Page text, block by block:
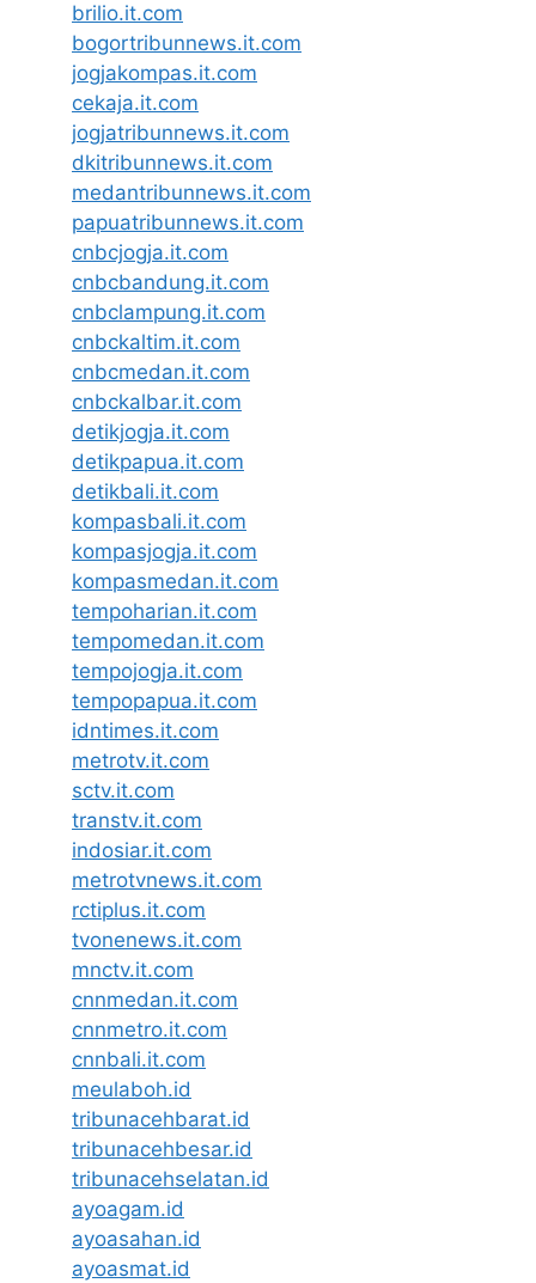
brilio.it.com
bogortribunnews.it.com
jogjakompas.it.com
cekaja.it.com
jogjatribunnews.it.com
dkitribunnews.it.com
medantribunnews.it.com
papuatribunnews.it.com
cnbcjogja.it.com
cnbcbandung.it.com
cnbclampung.it.com
cnbckaltim.it.com
cnbcmedan.it.com
cnbckalbar.it.com
detikjogja.it.com
detikpapua.it.com
detikbali.it.com
kompasbali.it.com
kompasjogja.it.com
kompasmedan.it.com
tempoharian.it.com
tempomedan.it.com
tempojogja.it.com
tempopapua.it.com
idntimes.it.com
metrotv.it.com
sctv.it.com
transtv.it.com
indosiar.it.com
metrotvnews.it.com
rctiplus.it.com
tvonenews.it.com
mnctv.it.com
cnnmedan.it.com
cnnmetro.it.com
cnnbali.it.com
meulaboh.id
tribunacehbarat.id
tribunacehbesar.id
tribunacehselatan.id
ayoagam.id
ayoasahan.id
ayoasmat.id